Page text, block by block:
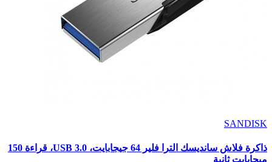
SANDISK
ذاكرة فلاش سانديسك الترا فلير 64 جيجابايت، USB 3.0، قراءة 150
ميجابايت ثانية